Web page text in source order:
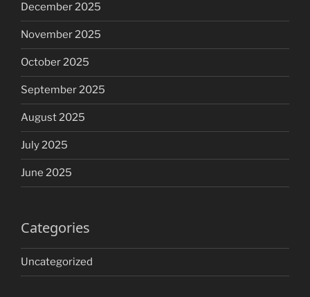
December 2025
November 2025
October 2025
September 2025
August 2025
July 2025
June 2025
Categories
Uncategorized